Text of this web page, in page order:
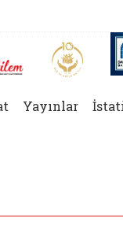
(yeni sekmede açılır)
AİLEM İletişim Aile ve
Yayınlar